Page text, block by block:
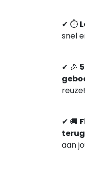
✔ ⏱
snel
✔ 🎉 5
reuze!
✔ 🚚
aan